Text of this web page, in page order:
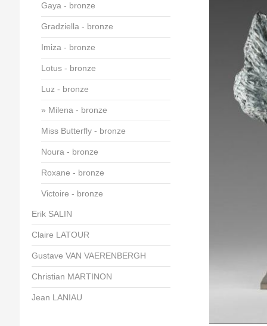
Gaya - bronze
Gradziella - bronze
Imiza - bronze
Lotus - bronze
Luz - bronze
Milena - bronze
Miss Butterfly - bronze
Noura - bronze
Roxane - bronze
Victoire - bronze
Erik SALIN
Claire LATOUR
Gustave VAN VAERENBERGH
Christian MARTINON
Jean LANIAU